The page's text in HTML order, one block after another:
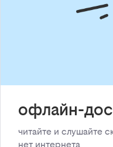
офлайн-
читайте и слушайте
нет интернета